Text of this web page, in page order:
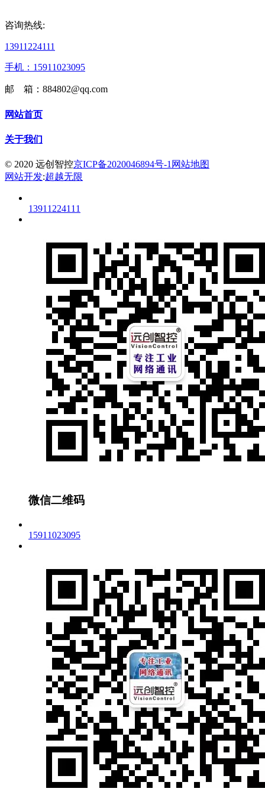
咨询热线:
13911224111
手机：15911023095
邮 箱：884802@qq.com
网站首页
关于我们
© 2020 远创智控京ICP备2020046894号-1 网站地图
网站开发:超越无限
13911224111
微信二维码
15911023095